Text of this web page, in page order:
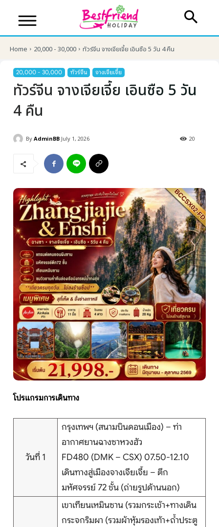
เส้นทางที่ต้องการ
หน้าแรก
ทัวร์ต่างประเทศ
จัดกรุ๊ปต่างประเทศ
โปรไฟไหม้
ทัวร์ในประเทศ
จัดกรุ๊ปในประเทศ
เรือเจ้าพระยา
Search
Home 20,000 - 30,000 ทัวร์จีน จางเจียเจี้ย เอินซือ 5 วัน 4 คืน
20,000 - 30,000 ทัวร์จีน จางเจียเจี้ย
ทัวร์จีน จางเจียเจี้ย เอินซือ 5 วัน
4 คืน
By AdminBB July 1, 2026 20
โปรแกรมการเดินทาง
วันที่ 1
กรุงเทพฯ (สนามบินดอนเมือง) – ท่า
อากาศยานฉางซาหวงฮัว
FD480 (DMK – CSX) 07.50-12.10
เดินทางสู่เมืองจางเจียเจี้ย – ตึก
มหัศจรรย์ 72 ชั้น (ถ่ายรูปด้านนอก)
เขาเทียนเหมินซาน (รวมกระเช้า+ทางเดิน
กระจกริมผา (รวมผ้าหุ้มรองเท้า+ถ้ำประตู